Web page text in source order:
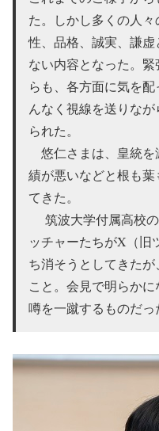
た。しかし多くの人
性、品格、誠実、謙
ない内容となった。
らも、各方面に気を
んなく視線を送りな
られた。
悠仁さまは、皇統を
績が悪いなどと根も
てきた。
筑波大学付属高校の
ッチャーたちがX（旧
ち消そうとしてきた
こと。会見で明らか
噂を一蹴するものだっ